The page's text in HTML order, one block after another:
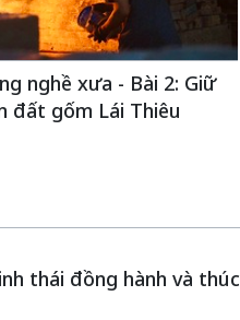
nghề xưa - Bài 2: Giữ
đất gốm Lái Thiêu
thái đồng hành và thúc